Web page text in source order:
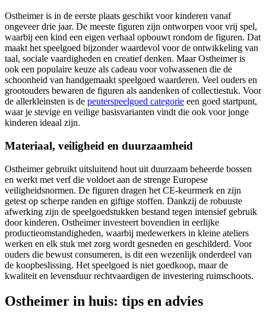
Ostheimer is in de eerste plaats geschikt voor kinderen vanaf
ongeveer drie jaar. De meeste figuren zijn ontworpen voor vrij spel,
waarbij een kind een eigen verhaal opbouwt rondom de figuren. Dat
maakt het speelgoed bijzonder waardevol voor de ontwikkeling van
taal, sociale vaardigheden en creatief denken. Maar Ostheimer is
ook een populaire keuze als cadeau voor volwassenen die de
schoonheid van handgemaakt speelgoed waarderen. Veel ouders en
grootouders bewaren de figuren als aandenken of collectiestuk. Voor
de allerkleinsten is de peuterspeelgoed categorie een goed startpunt,
waar je stevige en veilige basisvarianten vindt die ook voor jonge
kinderen ideaal zijn.
Materiaal, veiligheid en duurzaamheid
Ostheimer gebruikt uitsluitend hout uit duurzaam beheerde bossen
en werkt met verf die voldoet aan de strenge Europese
veiligheidsnormen. De figuren dragen het CE-keurmerk en zijn
getest op scherpe randen en giftige stoffen. Dankzij de robuuste
afwerking zijn de speelgoedstukken bestand tegen intensief gebruik
door kinderen. Ostheimer investeert bovendien in eerlijke
productieomstandigheden, waarbij medewerkers in kleine ateliers
werken en elk stuk met zorg wordt gesneden en geschilderd. Voor
ouders die bewust consumeren, is dit een wezenlijk onderdeel van
de koopbeslissing. Het speelgoed is niet goedkoop, maar de
kwaliteit en levensduur rechtvaardigen de investering ruimschoots.
Ostheimer in huis: tips en advies